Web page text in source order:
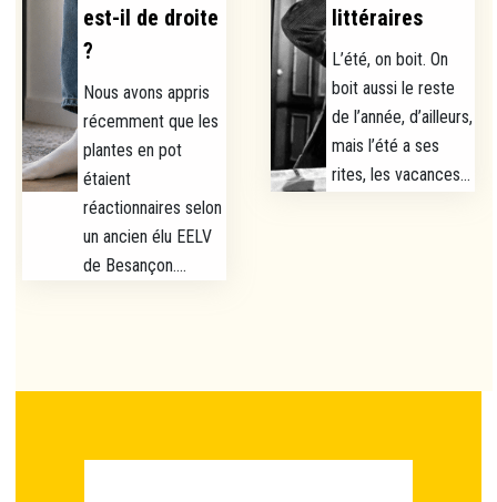
est-il de droite
?
Nous avons appris
récemment que les
plantes en pot
étaient
réactionnaires selon
un ancien élu EELV
de Besançon....
littéraires
L’été, on boit. On
boit aussi le reste
de l’année, d’ailleurs,
mais l’été a ses
rites, les vacances...